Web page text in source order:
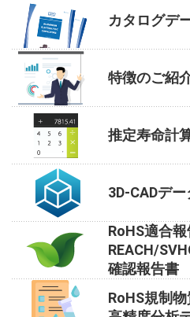
カタログデ
特徴のご紹
推定寿命計
3D-CADデー
RoHS適合
REACH/
確認報告書
RoHS規制